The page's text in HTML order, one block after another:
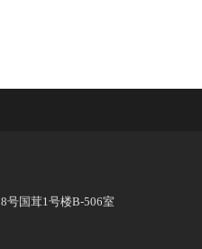
号国茸1号楼B-506室